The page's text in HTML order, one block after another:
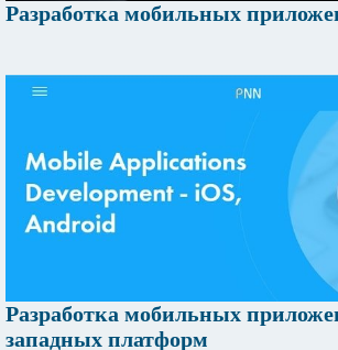
Разработка мобильных
Разработка мобильных
западных платформ